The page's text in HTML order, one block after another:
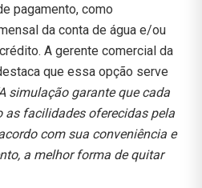
pagamento, como
da conta de água e/ou
A gerente comercial da
que essa opção serve
simulação garante que cada
as facilidades oferecidas pela
com sua conveniência e
a melhor forma de quitar